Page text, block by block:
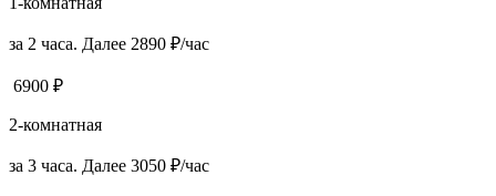
за 2 часа. Далее 2890 ₽/час
6900 ₽
2-комнатная
за 3 часа. Далее 3050 ₽/час